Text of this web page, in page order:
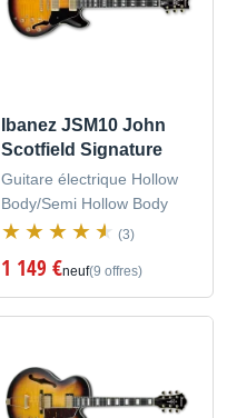
Ibanez JSM10 John
Scotfield Signature
Guitare électrique Hollow
Body/Semi Hollow Body
(3)
1 149 €neuf(9 offres)